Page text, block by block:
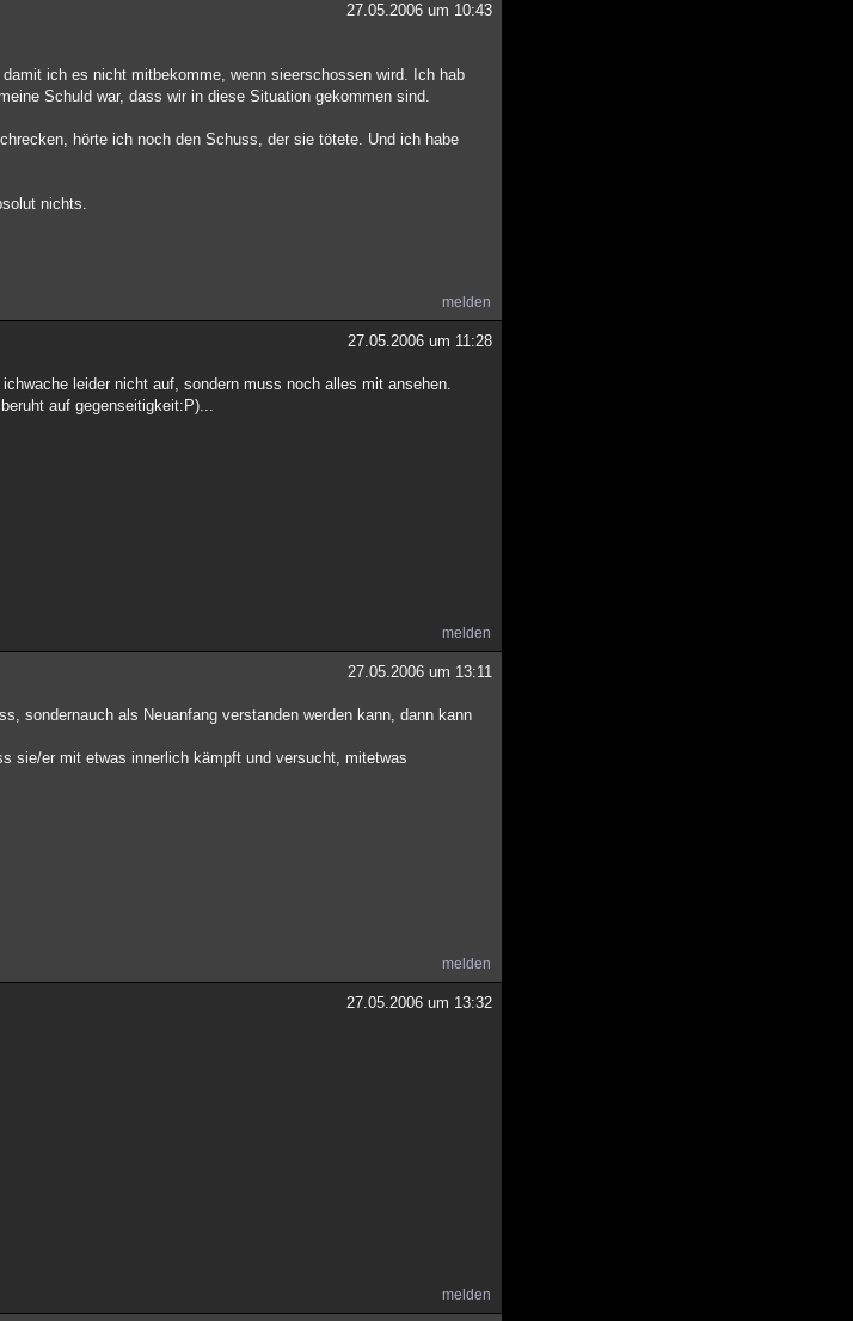
27.05.2006 um 10:43
ich es nicht mitbekomme, wenn sieerschossen wird. Ich hab
Schuld war, dass wir in diese Situation gekommen sind.
hörte ich noch den Schuss, der sie tötete. Und ich habe
nichts.
melden
27.05.2006 um 11:28
leider nicht auf, sondern muss noch alles mit ansehen.
auf gegenseitigkeit:P)...
melden
27.05.2006 um 13:11
sondernauch als Neuanfang verstanden werden kann, dann kann
sie/er mit etwas innerlich kämpft und versucht, mitetwas
melden
27.05.2006 um 13:32
melden